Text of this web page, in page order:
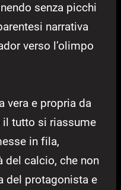
senza picchi
narrativa
verso l’olimpo
vera e propria da
il tutto si riassume
in fila,
del calcio, che non
del protagonista e